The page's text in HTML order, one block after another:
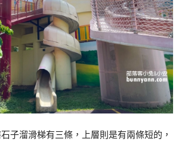
子溜滑梯有三條，上層則是有兩條短的，